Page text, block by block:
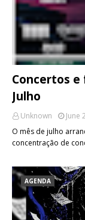
Concertos
Julho
Unknown
June
O mês de julho
concentração de
AGENDA